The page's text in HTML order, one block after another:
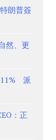
朗普簽
然、更
11% 派
：正